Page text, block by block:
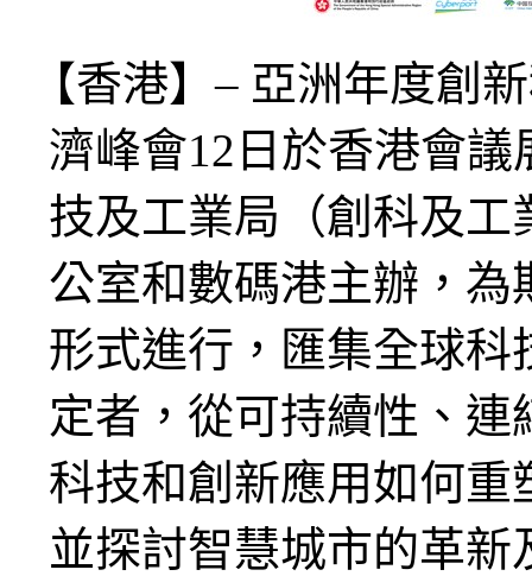
【香港】– 亞洲年度
濟峰會12日於香港會
技及工業局（創科及
公室和數碼港主辦，
形式進行，匯集全球
定者，從可持續性、
科技和創新應⽤如何
並探討智慧城市的⾰